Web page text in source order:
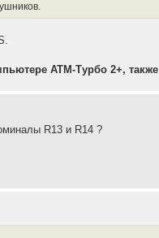
АТМ-Турбо 2+,
R13 и R14 ?